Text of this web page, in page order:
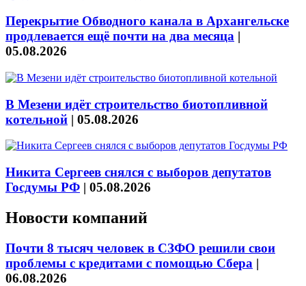
Перекрытие Обводного канала в Архангельске
продлевается ещё почти на два месяца |
05.08.2026
В Мезени идёт строительство биотопливной
котельной | 05.08.2026
Никита Сергеев снялся с выборов депутатов
Госдумы РФ | 05.08.2026
Новости компаний
Почти 8 тысяч человек в СЗФО решили свои
проблемы с кредитами с помощью Сбера |
06.08.2026